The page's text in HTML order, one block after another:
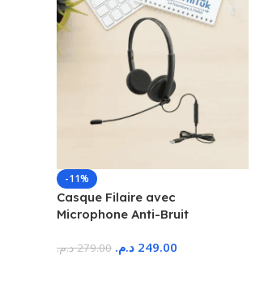
-11%
Casque Filaire avec
Microphone Anti-Bruit
279.00 د.م. 249.00 د.م.